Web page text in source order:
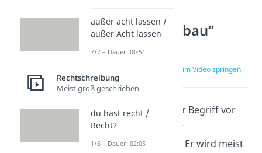
Wie wird „sybau“
verwendet?
zur Stelle im Video springen
Im Alltag taucht der Begriff vor
allem in Chats oder
Kommentaren
auf. Er wird meist
außer acht lassen /
außer Acht lassen
7/7 – Dauer: 00:51
Rechtschreibung
Meist groß geschrieben
du hast recht /
Recht?
1/6 – Dauer: 02:05